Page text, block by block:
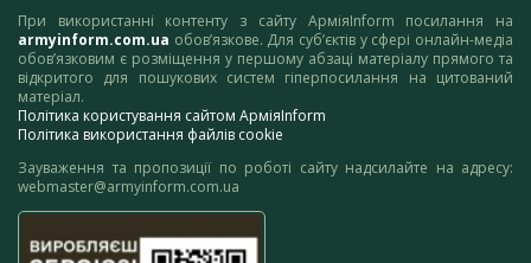
При використанні контенту з сайту АрміяInform посилання на
armyinform.com.ua обов’язкове. Для суб’єктів у сфері онлайн-медіа
обов’язковим є розміщення у першому абзаці матеріалу прямого та
відкритого для пошукових систем гіперпосилання на цитований
матеріал.
Політика користування сайтом АрміяInform
Політика використання файлів cookie
Зауваження та пропозиції по роботі сайту надсилайте на адресу:
webmaster@armyinform.com.ua